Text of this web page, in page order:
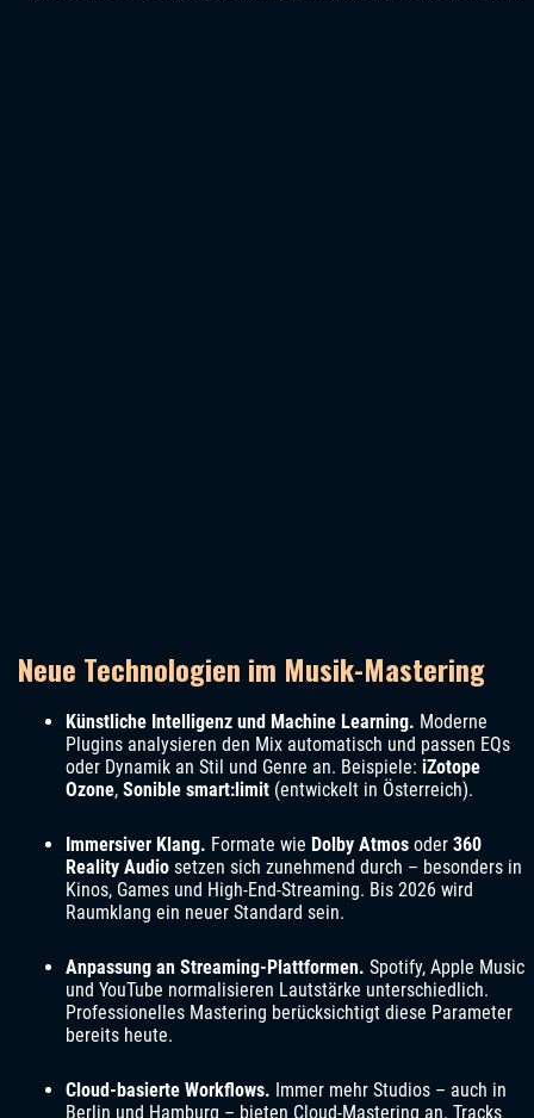
Neue Technologien im Musik-Mastering
Künstliche Intelligenz und Machine Learning. Moderne
Plugins analysieren den Mix automatisch und passen EQs
oder Dynamik an Stil und Genre an. Beispiele: iZotope
Ozone, Sonible smart:limit (entwickelt in Österreich).
Immersiver Klang. Formate wie Dolby Atmos oder 360
Reality Audio setzen sich zunehmend durch – besonders in
Kinos, Games und High-End-Streaming. Bis 2026 wird
Raumklang ein neuer Standard sein.
Anpassung an Streaming-Plattformen. Spotify, Apple Music
und YouTube normalisieren Lautstärke unterschiedlich.
Professionelles Mastering berücksichtigt diese Parameter
bereits heute.
Cloud-basierte Workflows. Immer mehr Studios – auch in
Berlin und Hamburg – bieten Cloud-Mastering an. Tracks